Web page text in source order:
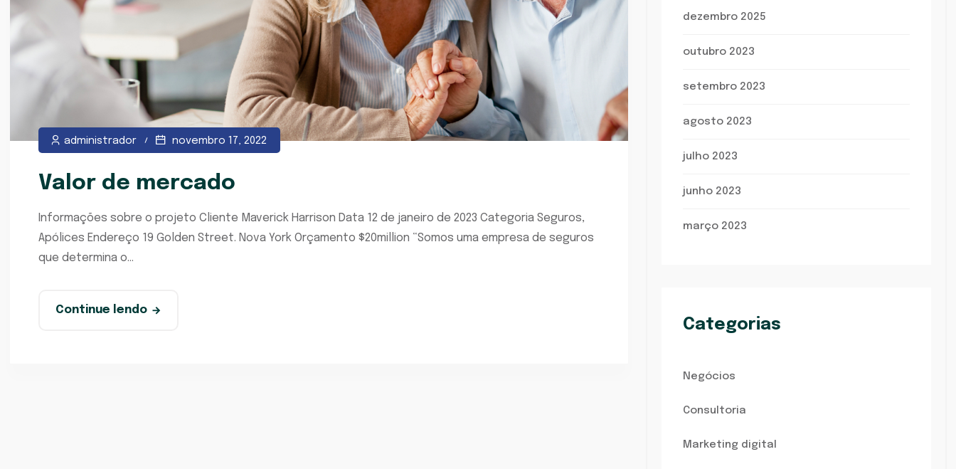
administrador novembro 17, 2022
Valor de mercado
Informações sobre o projeto Cliente Maverick Harrison Data 12 de janeiro de 2023 Categoria Seguros,
Apólices Endereço 19 Golden Street. Nova York Orçamento $20million “Somos uma empresa de seguros
que determina o...
Continue lendo
dezembro 2025
outubro 2023
setembro 2023
agosto 2023
julho 2023
junho 2023
março 2023
Categorias
Negócios
Consultoria
Marketing digital